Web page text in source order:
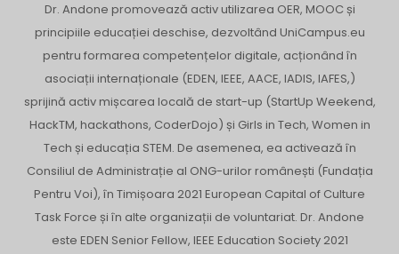
Dr. Andone promovează activ utilizarea OER, MOOC și
principiile educației deschise, dezvoltând UniCampus.eu
pentru formarea competențelor digitale, acționând în
asociații internaționale (EDEN, IEEE, AACE, IADIS, IAFES,)
sprijină activ mișcarea locală de start-up (StartUp Weekend,
HackTM, hackathons, CoderDojo) și Girls in Tech, Women in
Tech și educația STEM. De asemenea, ea activează în
Consiliul de Administrație al ONG-urilor românești (Fundația
Pentru Voi), în Timișoara 2021 European Capital of Culture
Task Force și în alte organizații de voluntariat. Dr. Andone
este EDEN Senior Fellow, IEEE Education Society 2021